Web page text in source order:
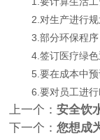
2.对生产进行规
3.部分环保程序，
4.签订医疗绿色
5.要在成本中预
6.要对员工进行
上一个：安全饮
下一个：您想成